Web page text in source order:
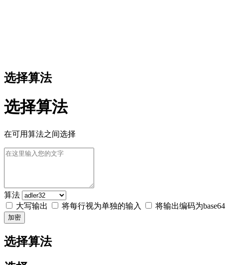
选择算法
选择算法
在可用算法之间选择
算法
大写输出
将每行视为单独的输入 将输出编码为base64
加密
选择算法